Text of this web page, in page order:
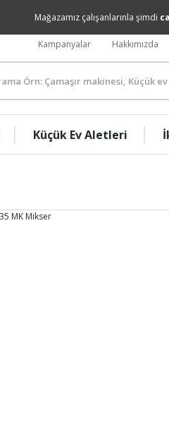
Mağazamız çalışanlarınla şimdi
Kampanyalar Hakkımızda
Küçük Ev Aletleri